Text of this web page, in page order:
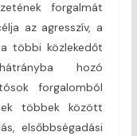
forgalmát
az agresszív, a
többi közlekedőt
hozó
forgalomból
többek között
elsőbbségadási